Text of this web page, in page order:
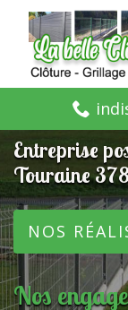
Entreprise
Touraine
NOS
Nos